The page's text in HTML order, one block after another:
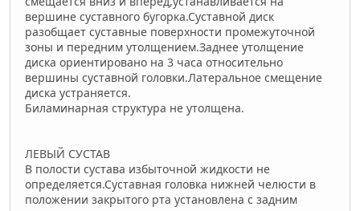
вершине суставного бугорка.Суставной диск
разобщает суставные поверхности промежуточной
зоны и передним утолщением.Заднее утолщение
диска ориентировано на 3 часа относительно
вершины суставной головки.Латеральное смещение
диска устраняется.
Биламинарная структура не утолщена.
ЛЕВЫЙ СУСТАВ
В полости сустава избыточной жидкости не
определяется.Суставная головка нижней челюсти в
положении закрытого рта установлена с задним